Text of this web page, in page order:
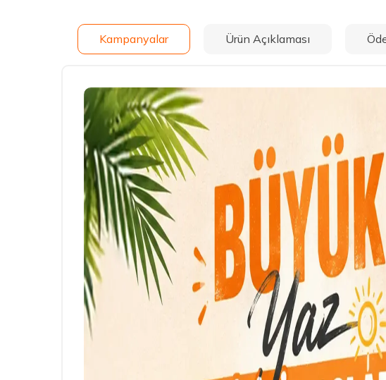
Kampanyalar Ürün Açıklaması